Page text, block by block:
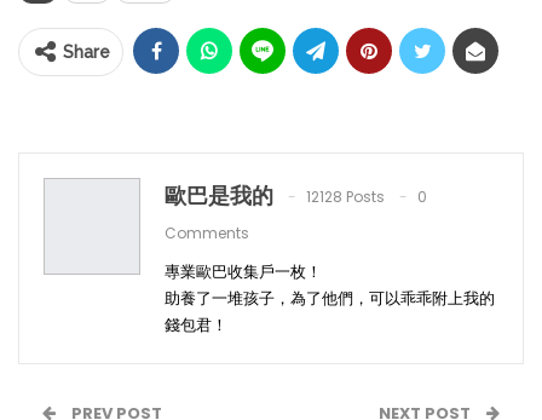
Share
歐巴是我的 12128 Posts
0
Comments
專業歐巴收集戶一枚！
助養了一堆孩子，為了他們，可以乖乖附上我的
錢包君！
PREV POST NEXT POST